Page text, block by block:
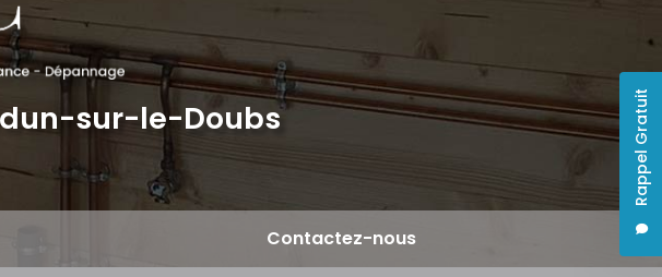
Rappel Gratuit
Sanitaire
sur-le-Doubs
Contactez-nous